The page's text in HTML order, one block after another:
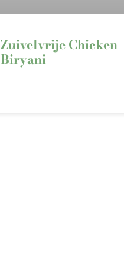
Zuivelvrije Chicken
Biryani